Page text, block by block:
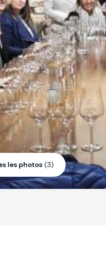
les photos (3)